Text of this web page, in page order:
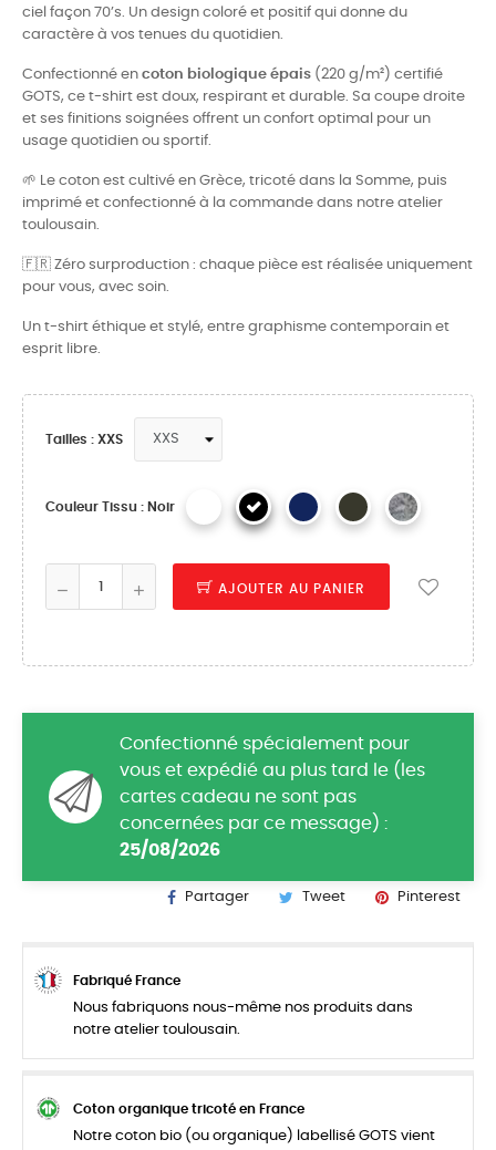
ciel façon 70’s. Un design coloré et positif qui donne du
caractère à vos tenues du quotidien.
Confectionné en coton biologique épais (220 g/m²) certifié
GOTS, ce t-shirt est doux, respirant et durable. Sa coupe droite
et ses finitions soignées offrent un confort optimal pour un
usage quotidien ou sportif.
🌱 Le coton est cultivé en Grèce, tricoté dans la Somme, puis
imprimé et confectionné à la commande dans notre atelier
toulousain.
🇫🇷 Zéro surproduction : chaque pièce est réalisée uniquement
pour vous, avec soin.
Un t-shirt éthique et stylé, entre graphisme contemporain et
esprit libre.
Tailles : XXS
Couleur Tissu : Noir
AJOUTER AU PANIER
Confectionné spécialement pour
vous et expédié au plus tard le (les
cartes cadeau ne sont pas
concernées par ce message) :
25/08/2026
Partager Tweet Pinterest
Fabriqué France
Nous fabriquons nous-même nos produits dans
notre atelier toulousain.
Coton organique tricoté en France
Notre coton bio (ou organique) labellisé GOTS vient